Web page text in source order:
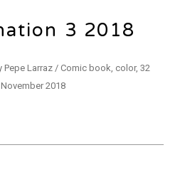
3 2018
Pepe Larraz / Comic book, color, 32
2018